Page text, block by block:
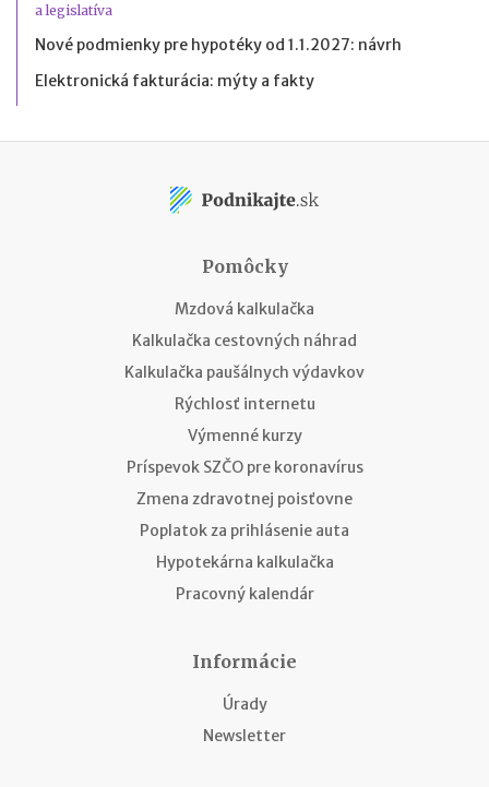
a legislatíva
Nové podmienky pre hypotéky od 1.1.2027: návrh
Elektronická fakturácia: mýty a fakty
Pomôcky
Mzdová kalkulačka
Kalkulačka cestovných náhrad
Kalkulačka paušálnych výdavkov
Rýchlosť internetu
Výmenné kurzy
Príspevok SZČO pre koronavírus
Zmena zdravotnej poisťovne
Poplatok za prihlásenie auta
Hypotekárna kalkulačka
Pracovný kalendár
Informácie
Úrady
Newsletter